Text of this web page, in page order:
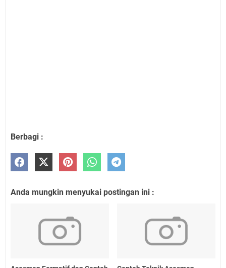
Berbagi :
Anda mungkin menyukai postingan ini :